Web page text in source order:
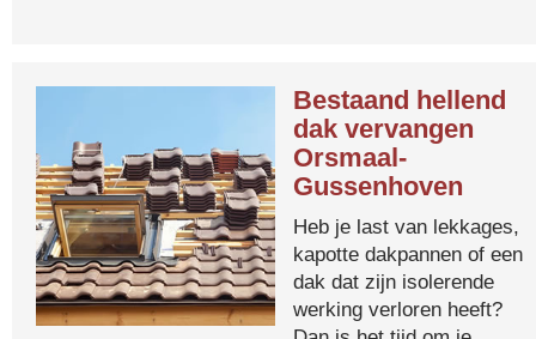
Bestaand hellend
dak vervangen
Orsmaal-
Gussenhoven
Heb je last van lekkages,
kapotte dakpannen of een
dak dat zijn isolerende
werking verloren heeft?